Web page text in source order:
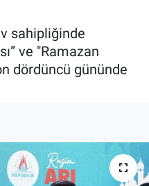
sahipliğinde
ve "Ramazan
dördüncü gününde